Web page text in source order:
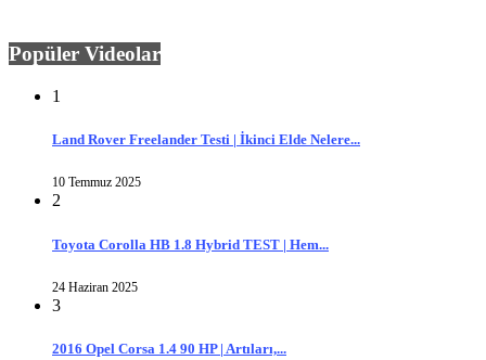
Popüler Videolar
1
Land Rover Freelander Testi | İkinci Elde Nelere...
10 Temmuz 2025
2
Toyota Corolla HB 1.8 Hybrid TEST | Hem...
24 Haziran 2025
3
2016 Opel Corsa 1.4 90 HP | Artıları,...